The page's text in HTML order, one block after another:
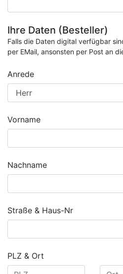
Ihre Daten (Besteller)
Falls die Daten digital verfügbar
per EMail, ansonsten per Post an
Anrede
Vorname
Nachname
Straße & Haus-Nr
PLZ & Ort